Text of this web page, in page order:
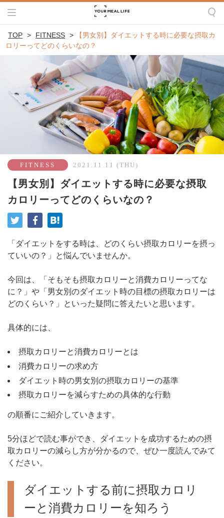
TOP > FITNESS >
【男女別】ダイエットする時に必要な摂取カ
ロリーってどのくらいなの？
FITNESS 2021.11.11 (THU)
【男女別】ダイエットする時に必要な摂取
カロリーってどのくらいなの？
「ダイエットをする時は、どのくらい摂取カロリーを摂っ
ていいの？」と悩んでいませんか。
今回は、「そもそも摂取カロリーと消費カロリーってな
に？」や「男女別のダイエット時の目標の摂取カロリーは
どのくらい？」といった疑問に答えたいと思います。
具体的には、
摂取カロリーと消費カロリーとは
消費カロリーの求め方
ダイエット時の男女別の摂取カロリーの基準
摂取カロリーを減らすための具体的な行動
の順番にご紹介していきます。
5分ほどで読む事ができ、ダイエットを成功するための摂
取カロリーの減らし方が分かるので、ぜひ一度読んでみて
ください。
ダイエットする前に摂取カロリ
ーと消費カロリーを知ろう